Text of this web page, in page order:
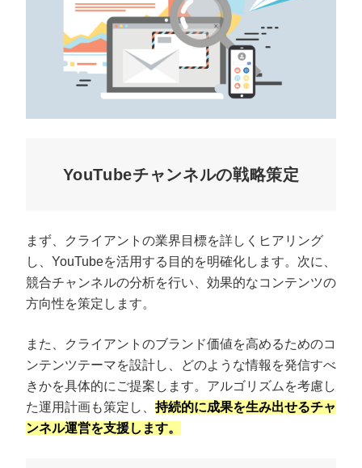
YouTubeチャンネルの戦略策定
まず、クライアントの業界目標を詳しくヒアリング
し、YouTubeを活用する目的を明確化します。次に、
競合チャンネルの分析を行い、効果的なコンテンツの
方向性を策定します。
また、クライアントのブランド価値を高めるためのコ
ンテンツテーマを設計し、どのような情報を発信すべ
きかを具体的にご提案します。アルゴリズムを考慮し
た運用計画も策定し、 持続的に成果を生み出せるチャ
ンネル運営を支援します。